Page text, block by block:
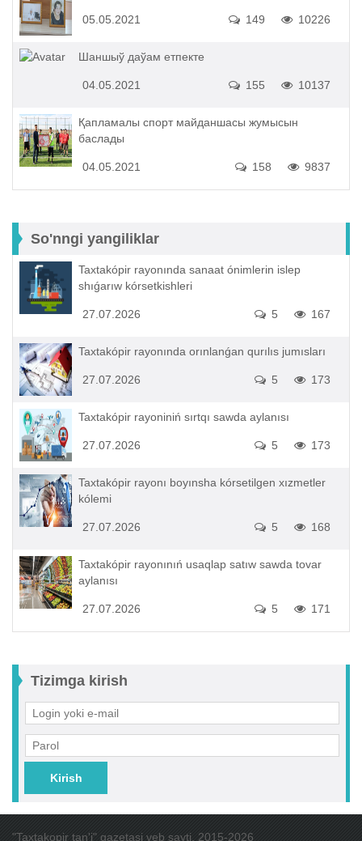
05.05.2021 10226
149
Шаншыў даўам етпекте
04.05.2021 10137
155
Қапламалы спорт майданшасы жумысын
баслады
04.05.2021 9837
158
So'nngi yangiliklar
Taxtakópir rayonında sanaat ónimlerin islep
shıǵarıw kórsetkishleri
27.07.2026 167
5
Taxtakópir rayonında orınlanǵan qurılıs jumısları
27.07.2026 173
5
Taxtakópir rayoniniń sırtqı sawda aylanısı
27.07.2026 173
5
Taxtakópir rayonı boyınsha kórsetilgen xızmetler
kólemi
27.07.2026 168
5
Taxtakópir rayonınıń usaqlap satıw sawda tovar
aylanısı
27.07.2026 171
5
Tizimga kirish
Kirish
"Taxtakopir tan'i" gazetasi veb sayti. 2015-2026